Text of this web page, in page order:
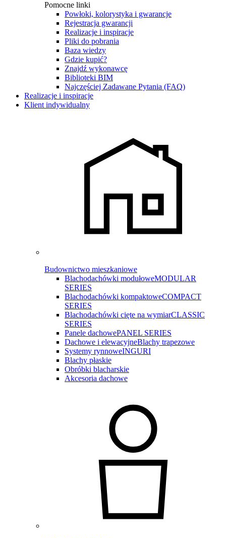
Pomocne linki
Powłoki, kolorystyka i gwarancje
Rejestracja gwarancji
Realizacje i inspiracje
Pliki do pobrania
Baza wiedzy
Gdzie kupić?
Znajdź wykonawcę
Biblioteki BIM
Najczęściej Zadawane Pytania (FAQ)
Realizacje i inspiracje
Klient indywidualny
Budownictwo mieszkaniowe
Blachodachówki modułoweMODULAR
SERIES
Blachodachówki kompaktoweCOMPACT
SERIES
Blachodachówki cięte na wymiarCLASSIC
SERIES
Panele dachowePANEL SERIES
Dachowe i elewacyjneBlachy trapezowe
Systemy rynnoweINGURI
Blachy płaskie
Obróbki blacharskie
Akcesoria dachowe